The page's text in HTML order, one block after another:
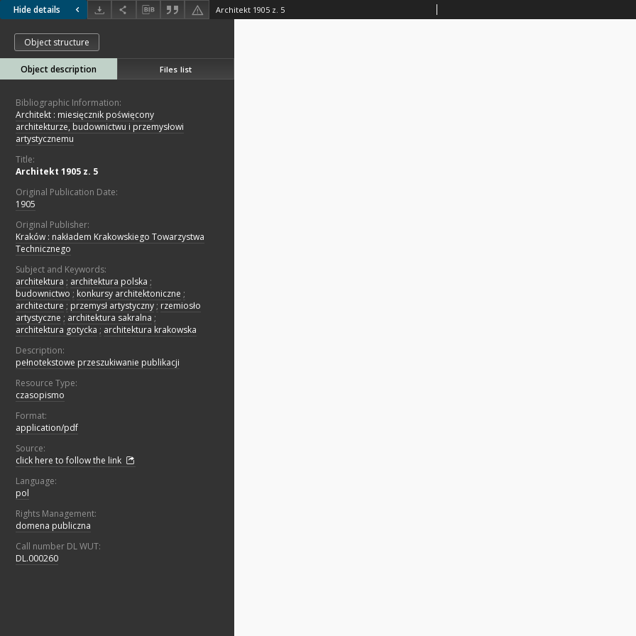
Hide details Architekt 1905 z. 5
Object structure
Object description Files list
Bibliographic Information:
Architekt : miesięcznik poświęcony
architekturze, budownictwu i przemysłowi
artystycznemu
Title:
Architekt 1905 z. 5
Original Publication Date:
1905
Original Publisher:
Kraków : nakładem Krakowskiego Towarzystwa
Technicznego
Subject and Keywords:
architektura ; architektura polska ;
budownictwo ; konkursy architektoniczne ;
architecture ; przemysł artystyczny ; rzemiosło
artystyczne ; architektura sakralna ;
architektura gotycka ; architektura krakowska
Description:
pełnotekstowe przeszukiwanie publikacji
Resource Type:
czasopismo
Format:
application/pdf
Source:
click here to follow the link
Language:
pol
Rights Management:
domena publiczna
Call number DL WUT:
DL.000260